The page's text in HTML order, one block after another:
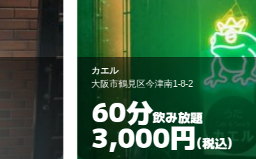
いなば
大阪市旭区生江1-5-2
60分飲み放題
3,000円(税